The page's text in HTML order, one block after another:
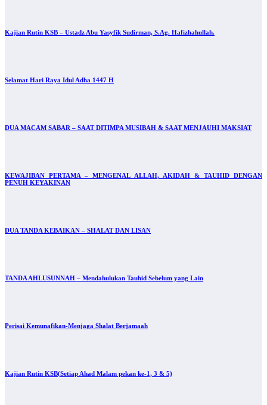
Kajian Rutin KSB – Ustadz Abu Yasyfik Sudirman, S.Ag. Hafizhahullah.
Selamat Hari Raya Idul Adha 1447 H
DUA MACAM SABAR – SAAT DITIMPA MUSIBAH & SAAT MENJAUHI MAKSIAT
KEWAJIBAN PERTAMA – MENGENAL ALLAH, AKIDAH & TAUHID DENGAN
PENUH KEYAKINAN
DUA TANDA KEBAIKAN – SHALAT DAN LISAN
TANDA AHLUSUNNAH – Mendahulukan Tauhid Sebelum yang Lain
Perisai Kemunafikan-Menjaga Shalat Berjamaah
Kajian Rutin KSB(Setiap Ahad Malam pekan ke-1, 3 & 5)